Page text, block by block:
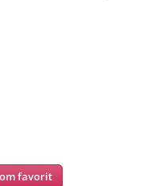
favorit